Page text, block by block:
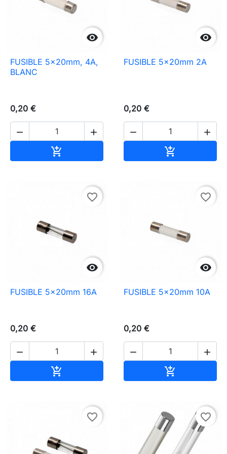

FUSIBLE 5x20mm, 4A,
BLANC
0,20 €
 


FUSIBLE 5x20mm 2A
0,20 €
 


favorite_border
FUSIBLE 5x20mm 16A
0,20 €
 


favorite_border
FUSIBLE 5x20mm 10A
0,20 €
 

favorite_border favorite_border